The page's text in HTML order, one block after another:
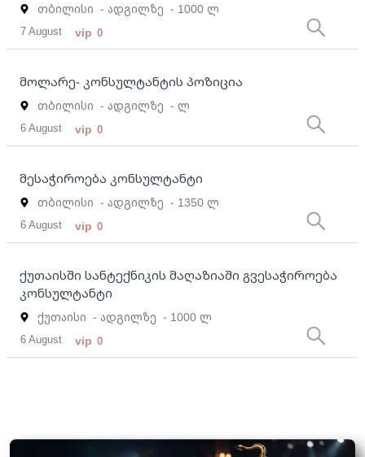
თბილისი - ადგილზე - 1000 ლ
7 August vip 0
მოლარე- კონსულტანტის პოზიცია
თბილისი - ადგილზე - ლ
6 August vip 0
მესაჭიროება კონსულტანტი
თბილისი - ადგილზე - 1350 ლ
6 August vip 0
ქუთაისში სანტექნიკის მაღაზიაში გვესაჭიროება
კონსულტანტი
ქუთაისი - ადგილზე - 1000 ლ
6 August vip 0